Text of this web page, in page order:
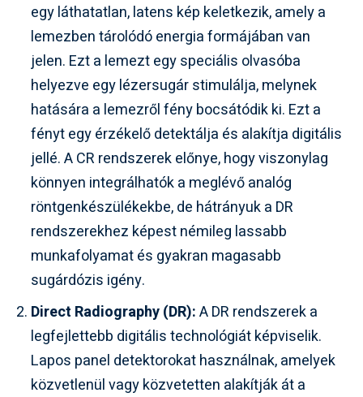
egy láthatatlan, latens kép keletkezik, amely a
lemezben tárolódó energia formájában van
jelen. Ezt a lemezt egy speciális olvasóba
helyezve egy lézersugár stimulálja, melynek
hatására a lemezről fény bocsátódik ki. Ezt a
fényt egy érzékelő detektálja és alakítja digitális
jellé. A CR rendszerek előnye, hogy viszonylag
könnyen integrálhatók a meglévő analóg
röntgenkészülékekbe, de hátrányuk a DR
rendszerekhez képest némileg lassabb
munkafolyamat és gyakran magasabb
sugárdózis igény.
Direct Radiography (DR):A DR rendszerek a
legfejlettebb digitális technológiát képviselik.
Lapos panel detektorokat használnak, amelyek
közvetlenül vagy közvetetten alakítják át a